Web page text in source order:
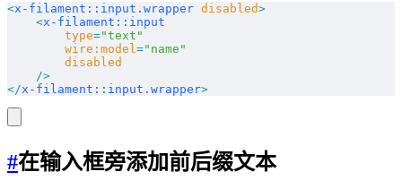
<x-filament::input.wrapper disabled>
    <
x-filament::input
        type
="text"
        wire:model
="name"
        disabled
    />
</x-filament::input.wrapper>
#在输入框旁添加前后缀文本